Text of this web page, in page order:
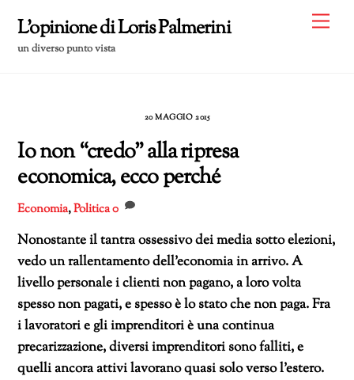
content
L'opinione di Loris Palmerini
un diverso punto vista
20 MAGGIO 2015
Io non “credo” alla ripresa
economica, ecco perché
Economia,Politica0
Nonostante il tantra ossessivo dei media sotto elezioni,
vedo un rallentamento dell’economia in arrivo. A
livello personale i clienti non pagano, a loro volta
spesso non pagati, e spesso è lo stato che non paga. Fra
i lavoratori e gli imprenditori è una continua
precarizzazione, diversi imprenditori sono falliti, e
quelli ancora attivi lavorano quasi solo verso l’estero.